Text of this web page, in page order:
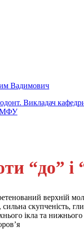
Вадимович
Викладач кафедри
“до” і
верхній
скупченість,
ікла та нижнього